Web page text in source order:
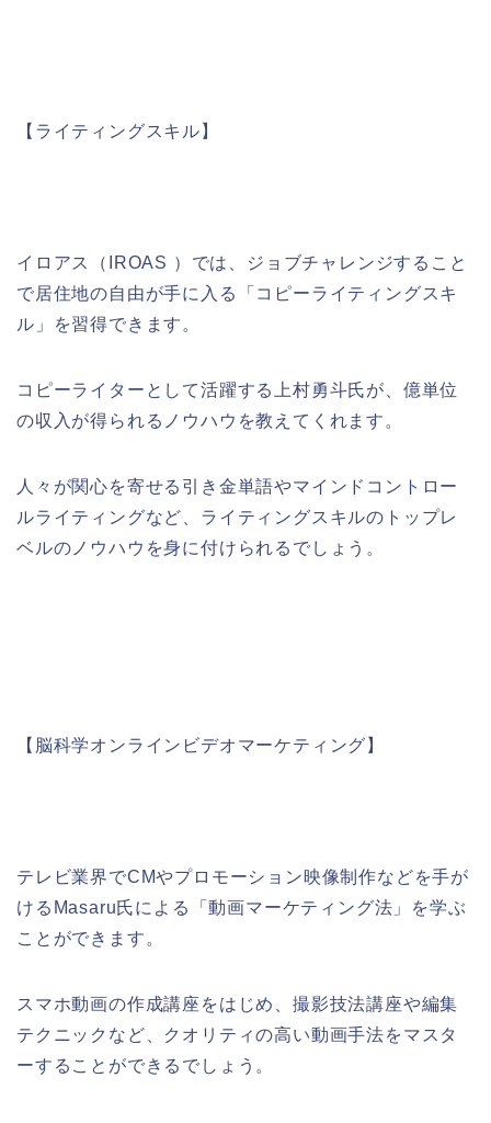
【ライティングスキル】
イロアス（ IROAS ）では、ジョブチャレンジすること
で居住地の自由が手に入る「コピーライティングスキ
ル」を習得できます。
コピーライターとして活躍する上村勇斗氏が、億単位
の収入が得られるノウハウを教えてくれます。
人々が関心を寄せる引き金単語やマインドコントロー
ルライティングなど、ライティングスキルのトップレ
ベルのノウハウを身に付けられるでしょう。
【脳科学オンラインビデオマーケティング】
テレビ業界でCMやプロモーション映像制作などを手が
ける Masaru氏による「動画マーケティング法」を学ぶ
ことができます。
スマホ動画の作成講座をはじめ、撮影技法講座や編集
テクニックなど、クオリティの高い動画手法をマスタ
ーすることができるでしょう。